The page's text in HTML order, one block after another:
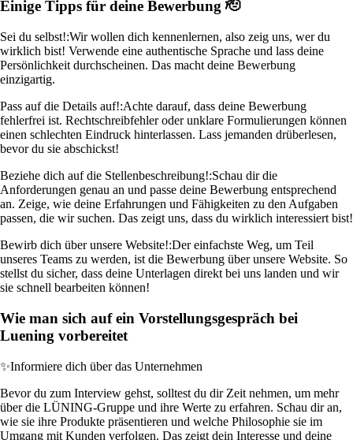
Einige Tipps für deine Bewerbung 🫡
Sei du selbst!:Wir wollen dich kennenlernen, also zeig uns, wer du
wirklich bist! Verwende eine authentische Sprache und lass deine
Persönlichkeit durchscheinen. Das macht deine Bewerbung
einzigartig.
Pass auf die Details auf!:Achte darauf, dass deine Bewerbung
fehlerfrei ist. Rechtschreibfehler oder unklare Formulierungen können
einen schlechten Eindruck hinterlassen. Lass jemanden drüberlesen,
bevor du sie abschickst!
Beziehe dich auf die Stellenbeschreibung!:Schau dir die
Anforderungen genau an und passe deine Bewerbung entsprechend
an. Zeige, wie deine Erfahrungen und Fähigkeiten zu den Aufgaben
passen, die wir suchen. Das zeigt uns, dass du wirklich interessiert bist!
Bewirb dich über unsere Website!:Der einfachste Weg, um Teil
unseres Teams zu werden, ist die Bewerbung über unsere Website. So
stellst du sicher, dass deine Unterlagen direkt bei uns landen und wir
sie schnell bearbeiten können!
Wie man sich auf ein Vorstellungsgespräch bei
Luening vorbereitet
✨Informiere dich über das Unternehmen
Bevor du zum Interview gehst, solltest du dir Zeit nehmen, um mehr
über die LÜNING-Gruppe und ihre Werte zu erfahren. Schau dir an,
wie sie ihre Produkte präsentieren und welche Philosophie sie im
Umgang mit Kunden verfolgen. Das zeigt dein Interesse und deine